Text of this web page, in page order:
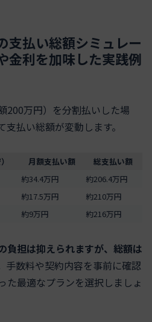
支払い総額シミュレー
金利を加味した実践例
200万円）を分割払いした場
払い総額が変動します。
月額支払い額
総支払い額
約34.4万円
約206.4万円
約17.5万円
約210万円
約9万円 約216万円
負担は抑えられますが、総額は
手数料や契約内容を事前に確認
た最適なプランを選択しましょ